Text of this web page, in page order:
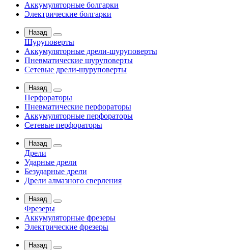
Аккумуляторные болгарки
Электрические болгарки
Назад
Шуруповерты
Аккумуляторные дрели-шуруповерты
Пневматические шуруповерты
Сетевые дрели-шуруповерты
Назад
Перфораторы
Пневматические перфораторы
Аккумуляторные перфораторы
Сетевые перфораторы
Назад
Дрели
Ударные дрели
Безударные дрели
Дрели алмазного сверления
Назад
Фрезеры
Аккумуляторные фрезеры
Электрические фрезеры
Назад